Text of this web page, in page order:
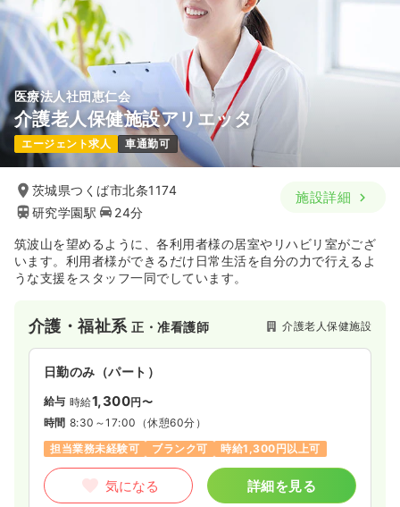
医療法人社団恵仁会
介護老人保健施設アリエッタ
エージェント求人 車通勤可
茨城県つくば市北条1174
研究学園駅
24分
施設詳細
筑波山を望めるように、各利用者様の居室やリハビリ室がござ
います。利用者様ができるだけ日常生活を自分の力で行えるよ
うな支援をスタッフ一同でしています。
介護・福祉系正・准看護師 介護老人保健施設
日勤のみ（パート）
給与 時給1,300円〜
時間 8:30～17:00 （休憩60分）
担当業務未経験可
ブランク可 時給1,300円以上可
気になる 詳細を見る